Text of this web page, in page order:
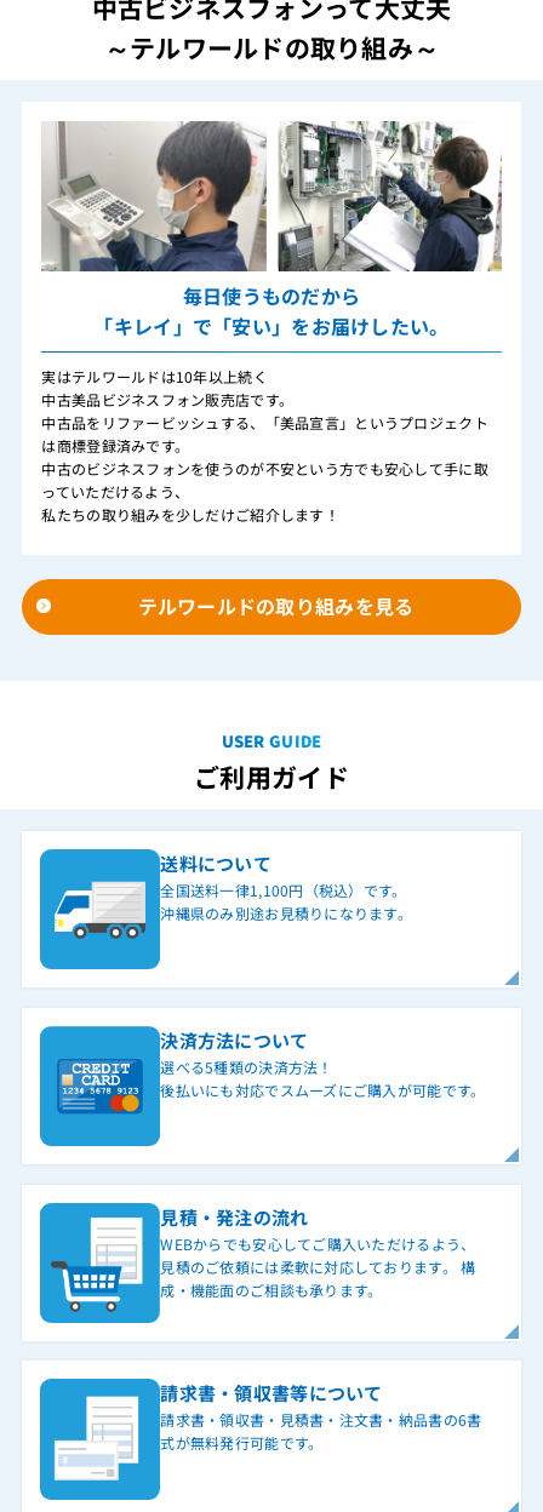
～テルワールドの取り組み～
毎日使うものだから
「キレイ」で「安い」をお届けしたい。
実はテルワールドは10年以上続く
中古美品ビジネスフォン販売店です。
中古品をリファービッシュする、「美品宣言」というプロジェクト
は商標登録済みです。
中古のビジネスフォンを使うのが不安という方でも安心して手に取
っていただけるよう、
私たちの取り組みを少しだけご紹介します！
テルワールドの取り組みを見る
USER GUIDE
ご利用ガイド
送料について
全国送料一律1,100円（税込）です。
沖縄県のみ別途お見積りになります。
決済方法について
選べる5種類の決済方法！
後払いにも対応でスムーズにご購入が可能です。
見積・発注の流れ
WEBからでも安心してご購入いただけるよう、
見積のご依頼には柔軟に対応しております。 構
成・機能面のご相談も承ります。
請求書・領収書等について
請求書・領収書・見積書・注文書・納品書の6書
式が無料発行可能です。